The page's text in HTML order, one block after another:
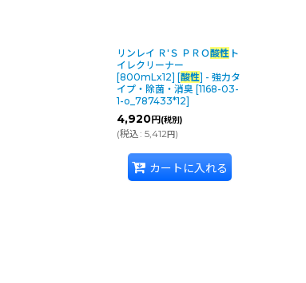
リンレイ Ｒ'Ｓ ＰＲＯ酸性ト
イレクリーナー
[800mLx12] [酸性] - 強力タ
イプ・除菌・消臭 [1168-03-
1-o_787433*12]
4,920円 (税別)
(税込: 5,412円)
カートに入れる